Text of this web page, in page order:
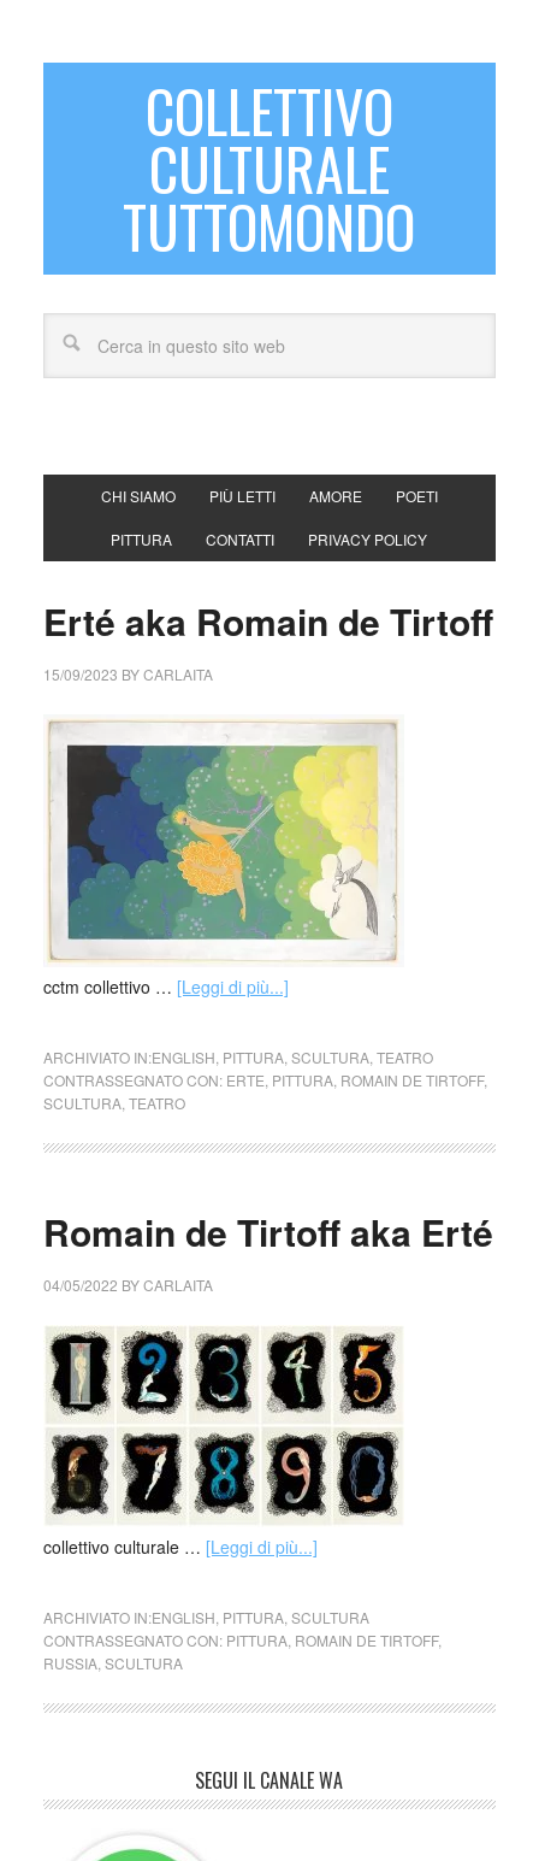
COLLETTIVO
CULTURALE
TUTTOMONDO
CHI SIAMO PIÙ LETTI AMORE POETI
PITTURA CONTATTI PRIVACY POLICY
Erté aka Romain de Tirtoff
15/09/2023 BYCARLAITA
cctm collettivo … [Leggi di più...]
ARCHIVIATO IN:ENGLISH PITTURA, SCULTURA, TEATRO
CONTRASSEGNATO CON: ERTE PITTURA, ROMAIN DE TIRTOFF,
SCULTURA, TEATRO
Romain de Tirtoff aka Erté
04/05/2022 BYCARLAITA
collettivo culturale … [Leggi di più...]
ARCHIVIATO IN:ENGLISH PITTURA, SCULTURA
CONTRASSEGNATO CON: PITTURA, ROMAIN DE TIRTOFF,
RUSSIA, SCULTURA
SEGUI IL CANALE WA